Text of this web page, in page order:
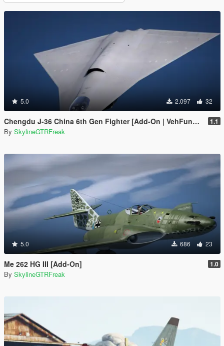
5.0 2.097 32
Chengdu J-36 China 6th Gen Fighter [Add-On | VehFuncs V] 1.1
By SkylineGTRFreak
5.0 686 23
Me 262 HG III [Add-On] 1.0
By SkylineGTRFreak